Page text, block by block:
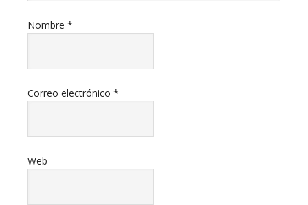
Nombre *
Correo electrónico *
Web